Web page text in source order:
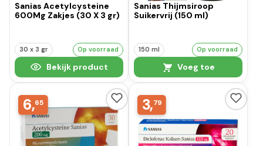
Sanias Acetylcysteine
600Mg Zakjes (30 X 3 gr)
30 x 3 gr Op voorraad
Bekijk product
Sanias Thijmsiroop
Suikervrij (150 ml)
150 ml Op voorraad
Voeg toe
6,65 3,79